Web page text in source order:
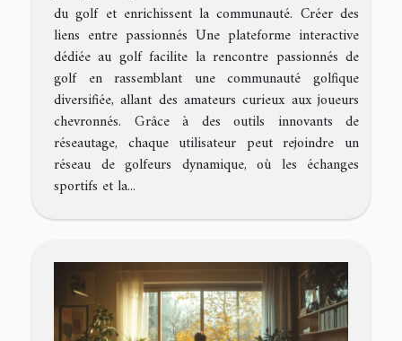
du golf et enrichissent la communauté. Créer des
liens entre passionnés Une plateforme interactive
dédiée au golf facilite la rencontre passionnés de
golf en rassemblant une communauté golfique
diversifiée, allant des amateurs curieux aux joueurs
chevronnés. Grâce à des outils innovants de
réseautage, chaque utilisateur peut rejoindre un
réseau de golfeurs dynamique, où les échanges
sportifs et la...